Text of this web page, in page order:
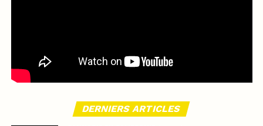
DERNIERS ARTICLES